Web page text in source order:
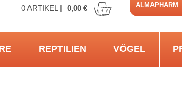
0ARTIKEL | 0,00 € ALMAPHARM
REPTILIEN VÖGEL